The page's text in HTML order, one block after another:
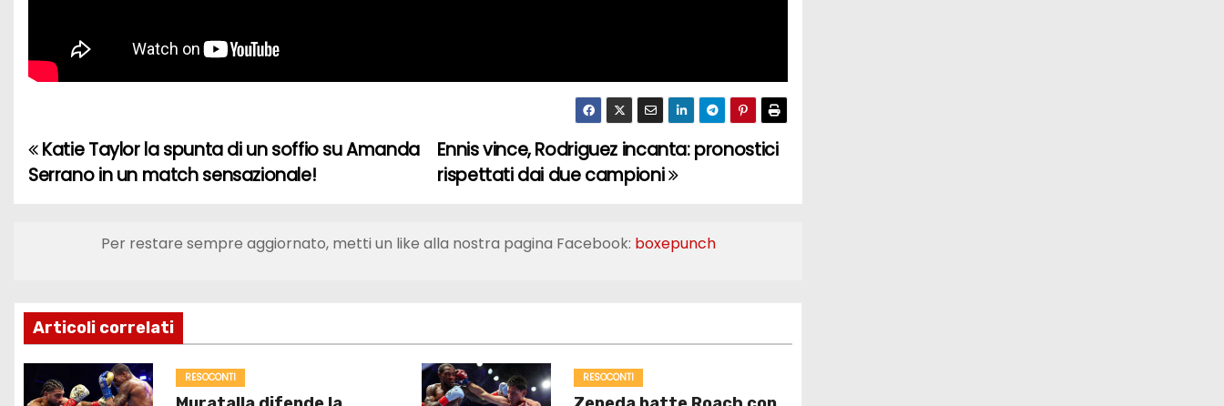
N
g
a
z
Ennis vince, Rodriguez incanta: pronostici
rispettati dai due campioni
Katie Taylor la spunta di un soffio su Amanda
Serrano in un match sensazionale!
Per restare sempre aggiornato, metti un like alla nostra pagina Facebook: boxepunch
Articoli correlati
RESOCONTI RESOCONTI